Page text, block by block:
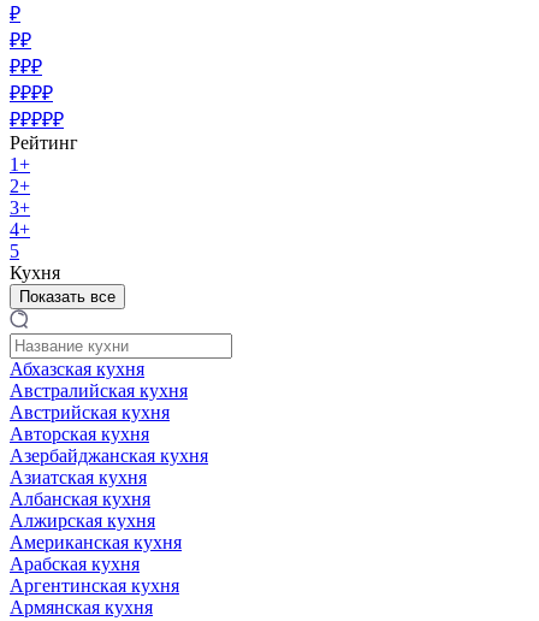
₽
₽₽
₽₽₽
₽₽₽₽
₽₽₽₽₽
Рейтинг
1+
2+
3+
4+
5
Кухня
Показать все
Абхазская кухня
Австралийская кухня
Австрийская кухня
Авторская кухня
Азербайджанская кухня
Азиатская кухня
Албанская кухня
Алжирская кухня
Американская кухня
Арабская кухня
Аргентинская кухня
Армянская кухня